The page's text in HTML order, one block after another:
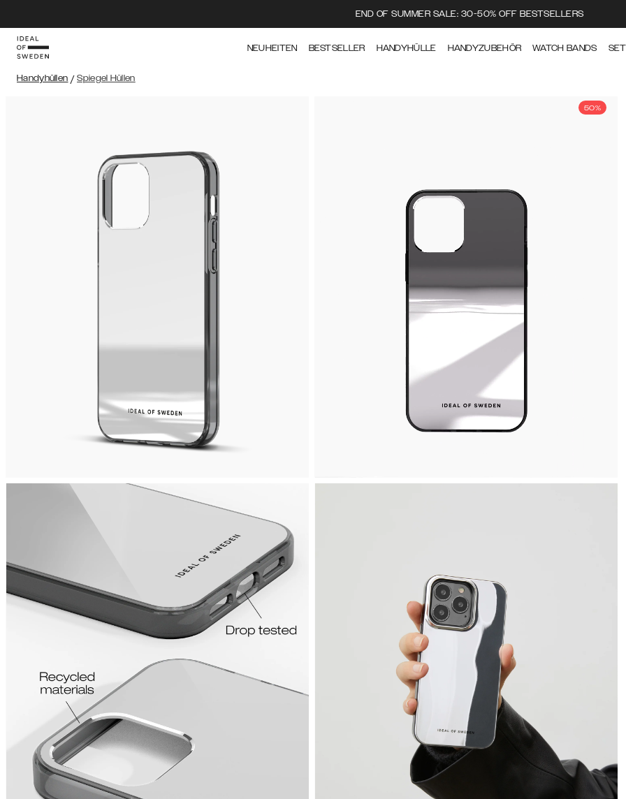
END OF SUMMER SALE: 30-50% OFF BESTSELLERS
NEUHEITEN BESTSELLER HANDYHÜLLE HANDYZUBEHÖR WATCH BANDS
Handyhüllen / Spiegel Hüllen
50%